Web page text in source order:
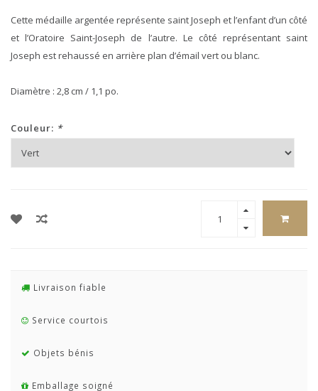
Cette médaille argentée représente saint Joseph et l’enfant d’un côté
et l’Oratoire Saint-Joseph de l’autre. Le côté représentant saint
Joseph est rehaussé en arrière plan d’émail vert ou blanc.
Diamètre : 2,8 cm / 1,1 po.
Couleur: *
Livraison fiable
Service courtois
Objets bénis
Emballage soigné